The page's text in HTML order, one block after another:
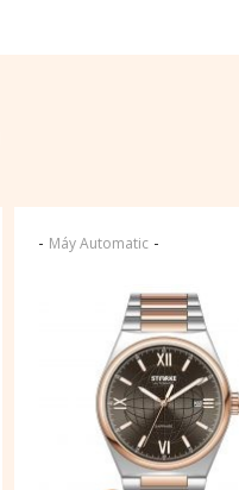
- Máy Automatic -